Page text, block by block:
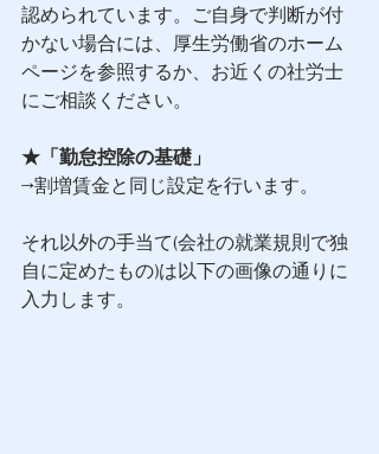
認められています。ご自身で判断が付
かない場合には、厚生労働省のホーム
ページを参照するか、お近くの社労士
にご相談ください。
★「勤怠控除の基礎」
→割増賃金と同じ設定を行います。
それ以外の手当て(会社の就業規則で独
自に定めたもの)は以下の画像の通りに
入力します。